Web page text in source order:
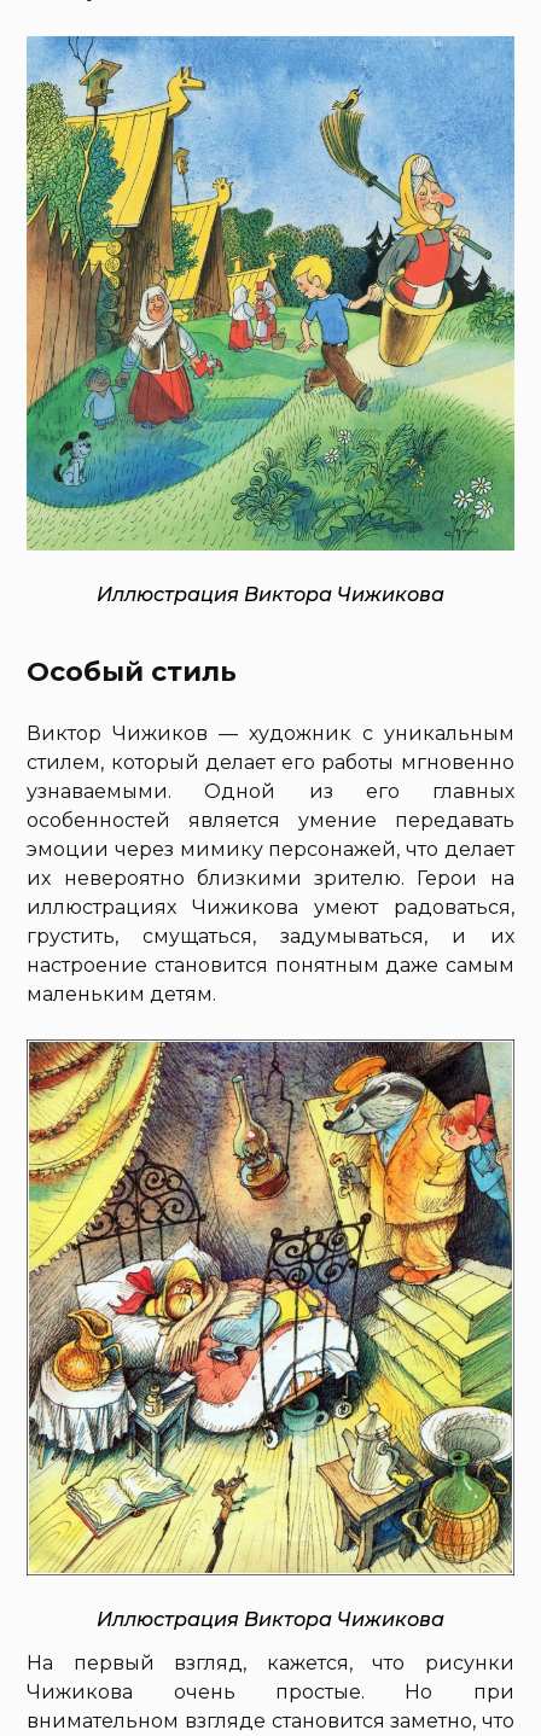
Иллюстрация Виктора Чижикова
Особый стиль
Виктор Чижиков — художник с уникальным
стилем, который делает его работы мгновенно
узнаваемыми. Одной из его главных
особенностей является умение передавать
эмоции через мимику персонажей, что делает
их невероятно близкими зрителю. Герои на
иллюстрациях Чижикова умеют радоваться,
грустить, смущаться, задумываться, и их
настроение становится понятным даже самым
маленьким детям.
Иллюстрация Виктора Чижикова
На первый взгляд, кажется, что рисунки
Чижикова очень простые. Но при
внимательном взгляде становится заметно, что